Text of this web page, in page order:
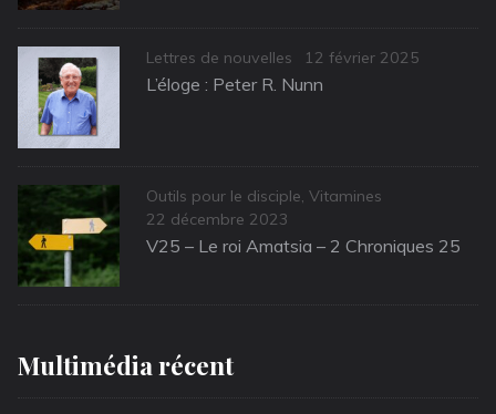
Categories
Lettres de nouvelles
Posted
on
12 février 2025
L’éloge : Peter R. Nunn
Categories
Outils pour le disciple, Vitamines
Posted
on
22 décembre 2023
V25 – Le roi Amatsia – 2 Chroniques 25
Multimédia récent